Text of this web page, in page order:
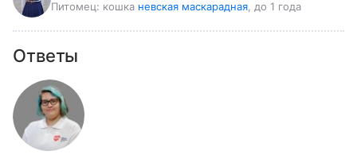
Питомец: кошка невская маскарадная , до 1 года
Ответы